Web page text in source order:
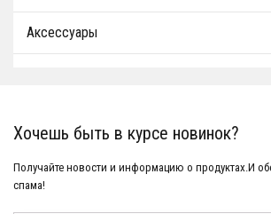
Аксессуары
Хочешь быть в курсе новинок?
Получайте новости и информацию о продуктах.И
спама!